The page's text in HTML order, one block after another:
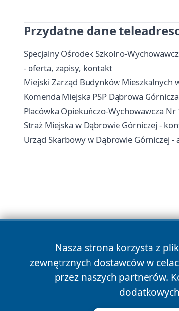
Przydatne dane
Specjalny Ośrodek Szkolno-
- oferta, zapisy, kontakt
Miejski Zarząd Budynków Mieszkalnych
Komenda Miejska PSP Dąbrowa
Placówka Opiekuńczo-Wychowawcza
Straż Miejska w Dąbrowie Górniczej -
Urząd Skarbowy w Dąbrowie Górniczej -
Nasza strona korzysta z
zewnętrznych dostawców w
przez naszych partnerów.